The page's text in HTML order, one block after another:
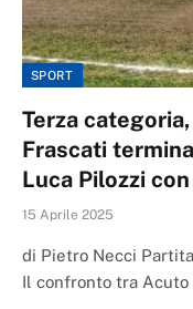
SPORT
Terza
Frascati
Luca Pilozzi
15 Aprile 2025
di Pietro Necci
Il confronto tra Acuto